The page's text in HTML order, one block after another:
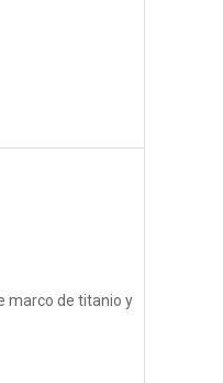
marco de titanio y